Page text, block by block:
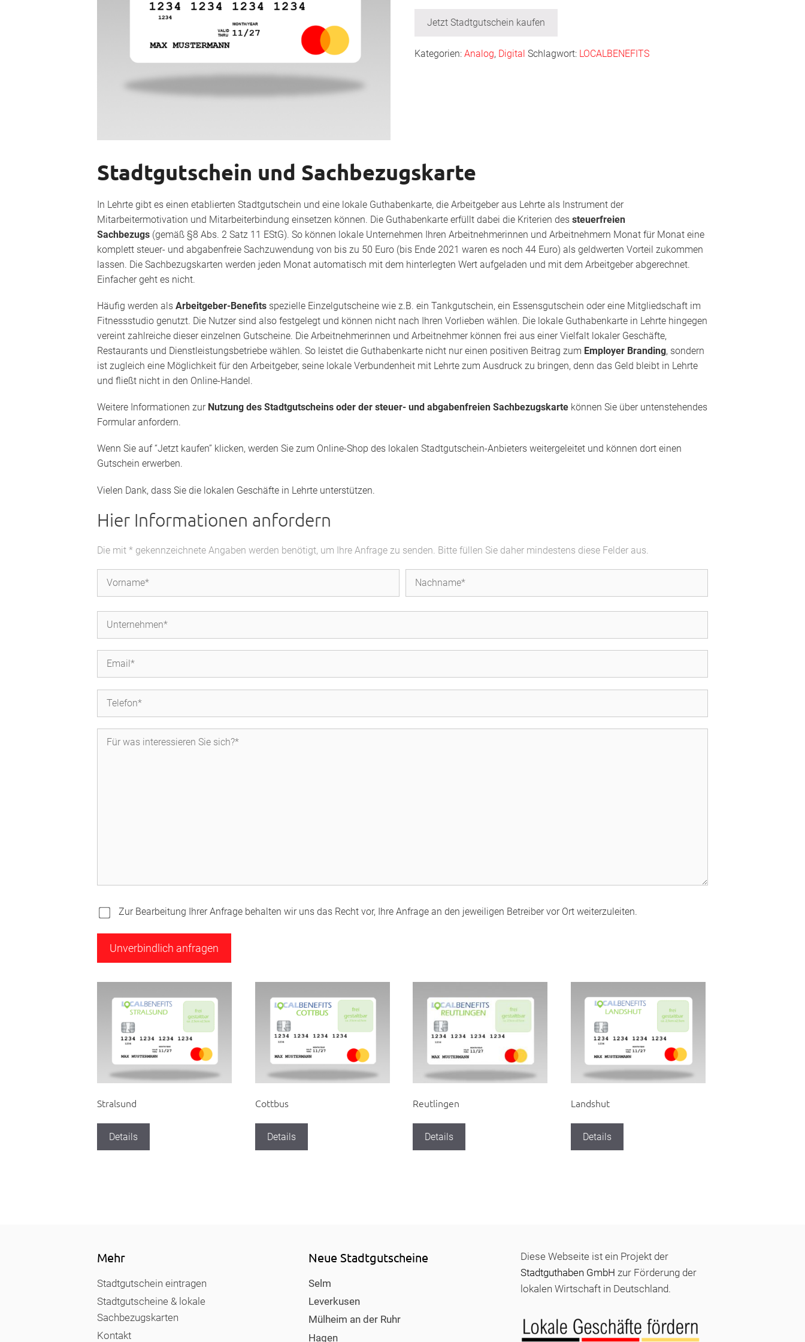
Jetzt Stadtgutschein kaufen
Kategorien:Analog, Digital Schlagwort: LOCALBENEFITS
Stadtgutschein und Sachbezugskarte
In Lehrte gibt es einen etablierten Stadtgutschein und eine lokale Guthabenkarte, die Arbeitgeber aus Lehrte als Instrument der
Mitarbeitermotivation und Mitarbeiterbindung einsetzen können. Die Guthabenkarte erfüllt dabei die Kriterien des steuerfreien
Sachbezugs (gemäß §8 Abs. 2 Satz 11 EStG). So können lokale Unternehmen Ihren Arbeitnehmerinnen und Arbeitnehmern Monat für Monat eine
komplett steuer- und abgabenfreie Sachzuwendung von bis zu 50 Euro (bis Ende 2021 waren es noch 44 Euro) als geldwerten Vorteil zukommen
lassen. Die Sachbezugskarten werden jeden Monat automatisch mit dem hinterlegten Wert aufgeladen und mit dem Arbeitgeber abgerechnet.
Einfacher geht es nicht.
Häufig werden als Arbeitgeber-Benefits spezielle Einzelgutscheine wie z.B. ein Tankgutschein, ein Essensgutschein oder eine Mitgliedschaft im
Fitnessstudio genutzt. Die Nutzer sind also festgelegt und können nicht nach Ihren Vorlieben wählen. Die lokale Guthabenkarte in Lehrte hingegen
vereint zahlreiche dieser einzelnen Gutscheine. Die Arbeitnehmerinnen und Arbeitnehmer können frei aus einer Vielfalt lokaler Geschäfte,
Restaurants und Dienstleistungsbetriebe wählen. So leistet die Guthabenkarte nicht nur einen positiven Beitrag zum Employer Branding, sondern
ist zugleich eine Möglichkeit für den Arbeitgeber, seine lokale Verbundenheit mit Lehrte zum Ausdruck zu bringen, denn das Geld bleibt in Lehrte
und fließt nicht in den Online-Handel.
Weitere Informationen zur Nutzung des Stadtgutscheins oder der steuer- und abgabenfreien Sachbezugskarte können Sie über untenstehendes
Formular anfordern.
Wenn Sie auf “Jetzt kaufen” klicken, werden Sie zum Online-Shop des lokalen Stadtgutschein-Anbieters weitergeleitet und können dort einen
Gutschein erwerben.
Vielen Dank, dass Sie die lokalen Geschäfte in Lehrte unterstützen.
Hier Informationen anfordern
Die mit * gekennzeichnete Angaben werden benötigt, um Ihre Anfrage zu senden. Bitte füllen Sie daher mindestens diese Felder aus.
Zur Bearbeitung Ihrer Anfrage behalten wir uns das Recht vor, Ihre Anfrage an den jeweiligen Betreiber vor Ort weiterzuleiten.
Stralsund
Details
Cottbus
Details
Reutlingen
Details
Landshut
Details
Mehr
Stadtgutschein eintragen
Stadtgutscheine & lokale
Sachbezugskarten
Kontakt
Neue Stadtgutscheine
Selm
Leverkusen
Mülheim an der Ruhr
Hagen
Diese Webseite ist ein Projekt der
Stadtguthaben GmbH zur Förderung der
lokalen Wirtschaft in Deutschland.